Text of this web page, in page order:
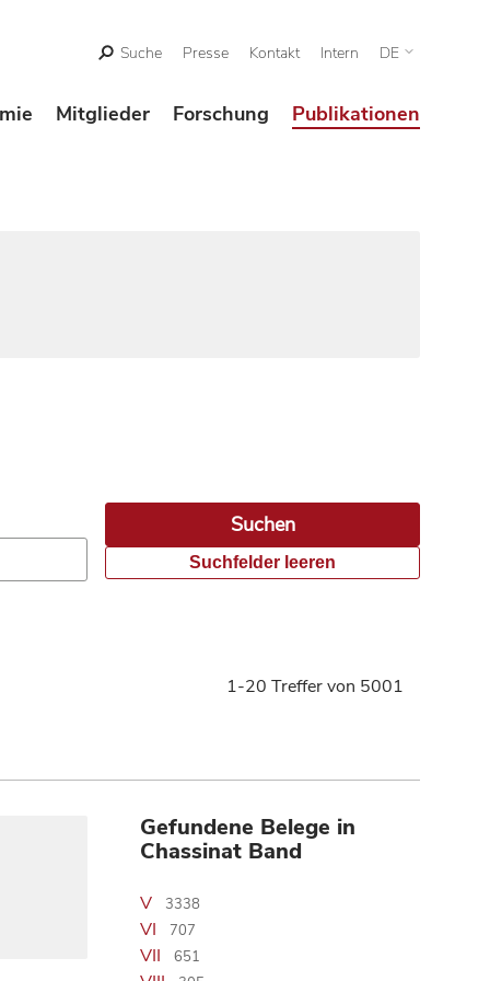
Suche Presse Kontakt Intern DE
Mitglieder Forschung Publikationen
Suchfelder leeren
1-20 Treffer von 5001
Gefundene Belege in
Chassinat Band
V 3338
VI 707
VII 651